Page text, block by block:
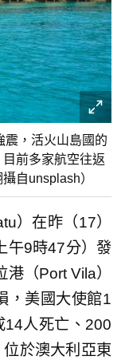
，活火山島國的
前多家航空往返
自unsplash）
）在昨（17）
午9時47分）發
（Port Vila）
，美國大使館1
14人死亡、200
於澳大利亞東